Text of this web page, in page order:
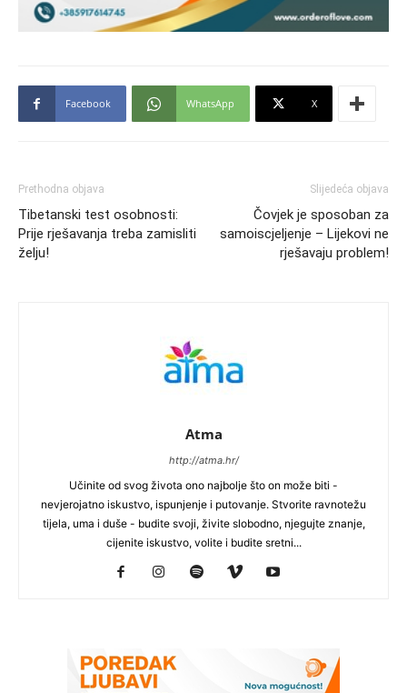
Facebook WhatsApp X
Prethodna objava
Tibetanski test osobnosti:
Prije rješavanja treba zamisliti
želju!
Slijedeća objava
Čovjek je sposoban za
samoiscjeljenje – Lijekovi ne
rješavaju problem!
Atma
http://atma.hr/
Učinite od svog života ono najbolje što on može biti -
nevjerojatno iskustvo, ispunjenje i putovanje. Stvorite ravnotežu
tijela, uma i duše - budite svoji, živite slobodno, njegujte znanje,
cijenite iskustvo, volite i budite sretni...